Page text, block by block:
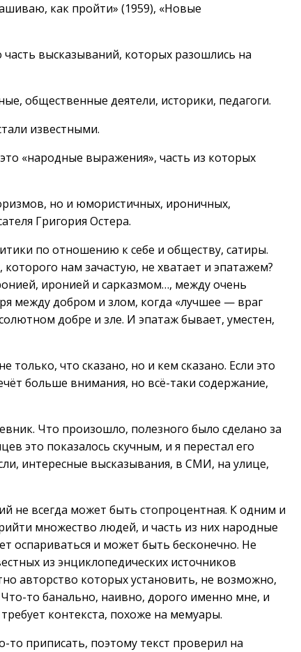
как пройти» (1959), «Новые
высказываний, которых разошлись на
общественные деятели, историки, педагоги.
известными.
«народные выражения», часть из которых
но и юмористичных, ироничных,
Григория Остера.
по отношению к себе и обществу, сатиры.
нам зачастую, не хватает и эпатажем?
иронией и сарказмом…, между очень
между добром и злом, когда «лучшее — враг
добре и зле. И эпатаж бывает, уместен,
что сказано, но и кем сказано. Если это
больше внимания, но всё-таки содержание,
Что произошло, полезного было сделано за
это показалось скучным, и я перестал его
интересные высказывания, в СМИ, на улице,
не всегда может быть стопроцентная. К одним и
множество людей, и часть из них народные
оспариваться и может быть бесконечно. Не
из энциклопедических источников
авторство которых установить, не возможно,
то банально, наивно, дорого именно мне, и
контекста, похоже на мемуары.
то приписать, поэтому текст проверил на